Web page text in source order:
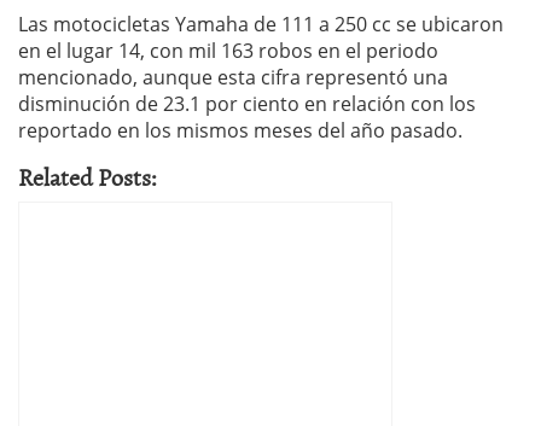
Las motocicletas Yamaha de 111 a 250 cc se ubicaron
en el lugar 14, con mil 163 robos en el periodo
mencionado, aunque esta cifra representó una
disminución de 23.1 por ciento en relación con los
reportado en los mismos meses del año pasado.
Related Posts: